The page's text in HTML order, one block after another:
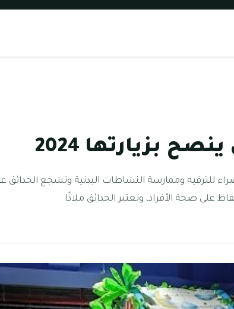
بزيارتها 2024
للترفيه وممارسة النشاطات البدنية وتشجع الحدائق
على صحة الأفراد، وتعتبر الحدائق ملاذًا